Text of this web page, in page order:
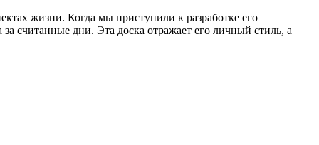
жизни. Когда мы приступили к разработке его
считанные дни. Эта доска отражает его личный стиль, а